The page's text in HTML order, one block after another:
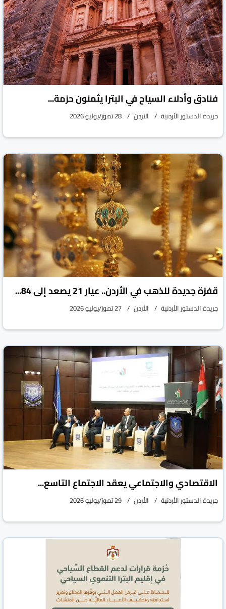
فنادق وأدلاء السياح في البترا يثمنون حزمة...
جريدة الدستور الأردنية الأردن 28 تموز/يوليو 2026
قفزة جديدة للذهب في الأردن.. عيار 21 يصعد إلى 84...
جريدة الدستور الأردنية الأردن 27 تموز/يوليو 2026
الاقتصادي والاجتماعي يعقد الاجتماع التاسع...
جريدة الدستور الأردنية الأردن 29 تموز/يوليو 2026